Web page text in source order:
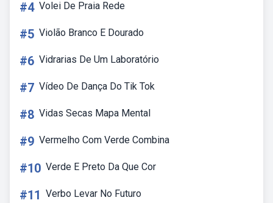
#4 Volei De Praia Rede
#5 Violão Branco E Dourado
#6 Vidrarias De Um Laboratório
#7 Vídeo De Dança Do Tik Tok
#8 Vidas Secas Mapa Mental
#9 Vermelho Com Verde Combina
#10 Verde E Preto Da Que Cor
#11 Verbo Levar No Futuro